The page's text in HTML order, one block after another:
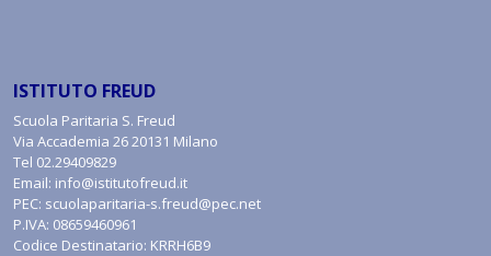
ISTITUTO FREUD
Scuola Paritaria S. Freud
Via Accademia 26 20131 Milano
Tel 02.29409829
Email: info@istitutofreud.it
PEC: scuolaparitaria-s.freud@pec.net
P.IVA: 08659460961
Codice Destinatario: KRRH6B9